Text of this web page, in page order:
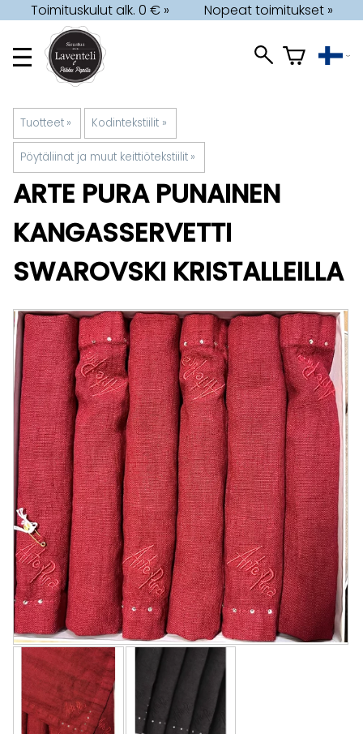
Toimituskulut alk. 0 € » Nopeat toimitukset »
Tuotteet ‪» Kodintekstiilit ‪»
Pöytäliinat ja muut keittiötekstiilit ‪»
ARTE PURA PUNAINEN
KANGASSERVETTI
SWAROVSKI KRISTALLEILLA